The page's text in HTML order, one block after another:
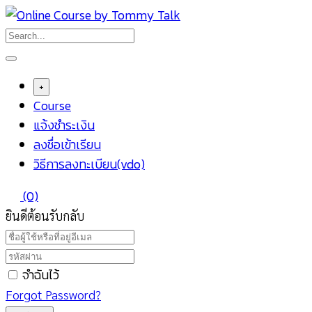
Skip
to
content
+
Course
แจ้งชำระเงิน
ลงชื่อเข้าเรียน
วิธีการลงทะเบียน(vdo)
(0)
ยินดีต้อนรับกลับ
จำฉันไว้
Forgot Password?